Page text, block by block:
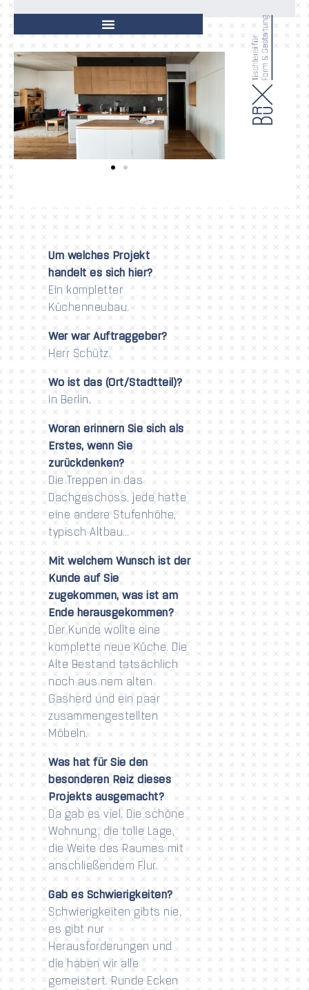
Um welches Projekt
handelt es sich hier?
Ein kompletter
Küchenneubau.
Wer war Auftraggeber?
Herr Schütz.
Wo ist das (Ort/Stadtteil)?
In Berlin.
Woran erinnern Sie sich als
Erstes, wenn Sie
zurückdenken?
Die Treppen in das
Dachgeschoss, jede hatte
eine andere Stufenhöhe,
typisch Altbau…
Mit welchem Wunsch ist der
Kunde auf Sie
zugekommen, was ist am
Ende herausgekommen?
Der Kunde wollte eine
komplette neue Küche. Die
Alte Bestand tatsächlich
noch aus nem alten
Gasherd und ein paar
zusammengestellten
Möbeln.
Was hat für Sie den
besonderen Reiz dieses
Projekts ausgemacht?
Da gab es viel. Die schöne
Wohnung, die tolle Lage,
die Weite des Raumes mit
anschließendem Flur.
Gab es Schwierigkeiten?
Schwierigkeiten gibts nie,
es gibt nur
Herausforderungen und
die haben wir alle
gemeistert. Runde Ecken